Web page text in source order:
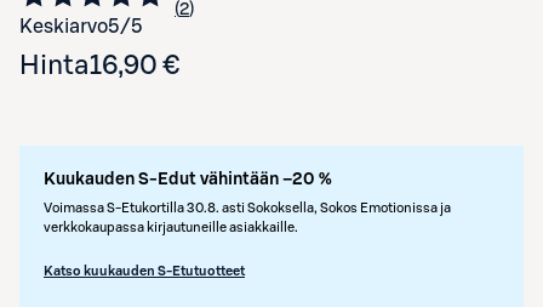
Keskiarvo5/5 Siirry arvioihin
2
kappaletta
Hinta16,90 €
Kuukauden S-Edut vähintään –20 %
Voimassa S-Etukortilla 30.8. asti Sokoksella, Sokos Emotionissa ja
verkkokaupassa kirjautuneille asiakkaille.
Katso kuukauden S-Etutuotteet